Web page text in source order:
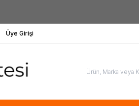
Üye Girişi